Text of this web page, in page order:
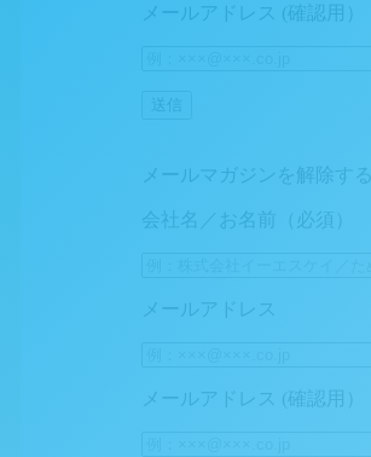
メールアドレス (確認用）
メールマガジンを解除する
会社名／お名前（必須）
メールアドレス
メールアドレス (確認用）